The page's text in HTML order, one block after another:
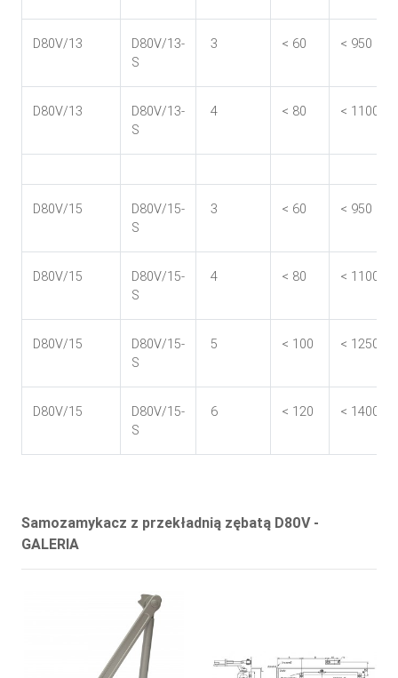
D80V/13
D80V/13-
S
3 < 60 < 950
D80V/13
D80V/13-
S
4 < 80 < 1100
D80V/15
D80V/15-
S
3 < 60 < 950
D80V/15
D80V/15-
S
4 < 80 < 1100
D80V/15
D80V/15-
S
5 < 100 < 1250
D80V/15
D80V/15-
S
6 < 120 < 1400
Samozamykacz z przekładnią zębatą D80V -
GALERIA